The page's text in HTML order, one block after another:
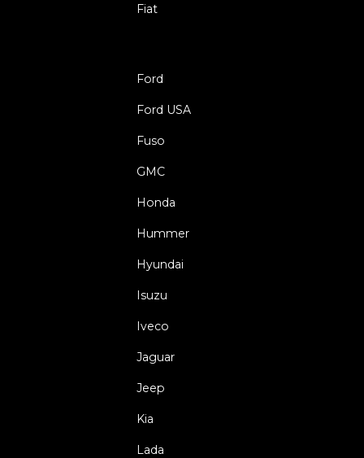
Fiat
Ford
Ford USA
Fuso
GMC
Honda
Hummer
Hyundai
Isuzu
Iveco
Jaguar
Jeep
Kia
Lada